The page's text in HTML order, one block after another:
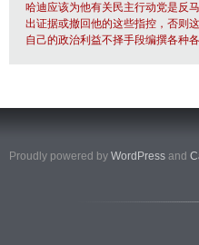
哈迪应该为他有关民主行动党是反
出证据或撤回他的这些指控，否则
自己的政治利益不择手段编撰各种
Proudly powered by WordPress and